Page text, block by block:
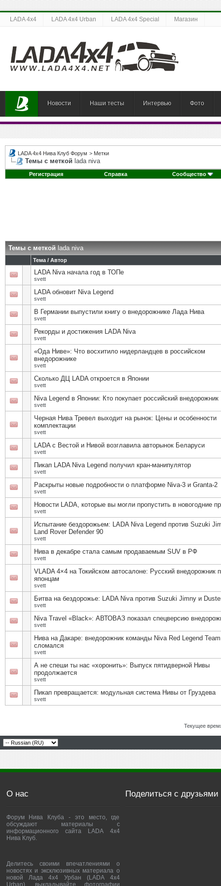
LADA 4x4 LADA 4x4 Urban LADA 4x4 Special Магазин
Новости Наши тесты Интервью Фото
LADA 4x4 Нива Клуб Форум > Метки
Темы с меткой lada niva
Регистрация Справка Сообщество
Темы с меткой lada niva
Тема / Автор
LADA Niva начала год в ТОПе
svett
LADA обновит Niva Legend
svett
В Германии выпустили книгу о внедорожнике Лада Нива
svett
Рекорды и достижения LADA Niva
svett
«Ода Ниве»: Что восхитило нидерландцев в российском
внедорожнике
svett
Сколько ДЦ LADA откроется в Японии
svett
Niva Legend в Японии: Кто покупает российский внедорожник
svett
Черная Нива Тревел выходит на рынок: Цены и особенности
комплектации
svett
LADA с Вестой и Нивой возглавила авторынок Беларуси
svett
Пикап LADA Niva Legend получил кран-манипулятор
svett
Раскрыты новые подробности о платформе Niva-3 и Granta-2
svett
Новости LADA, которые вы могли пропустить в новогодние
svett
Испытание бездорожьем: LADA Niva Legend против Suzuki
Land Rover Defender 90
svett
Нива в декабре стала самым продаваемым SUV в РФ
svett
VLADA 4×4 на Токийском автосалоне: Русский внедорожник
японцам
svett
Битва на бездорожье: LADA Niva против Suzuki Jimny и
svett
Niva Travel «Black»: АВТОВАЗ показал спецверсию
svett
Нива на Дакаре: внедорожник команды Niva Red Legend Team
сломался
svett
А не спеши ты нас «хоронить»: Выпуск пятидверной Нивы
продолжается
svett
Пикап превращается: модульная система Нивы от Груздева
svett
Текущее
О нас
Форум Нива Клуба - это место, где
обсуждают материалы с
информационного сайта LADA 4x4
Нива Клуб.
Делитесь своими впечатлениями о
новостях и эксклюзивных материала о
новой Лада 4х4 Урбан (LADA 4x4
Urban), выкладывайте фотографии
Поделиться с друзьями